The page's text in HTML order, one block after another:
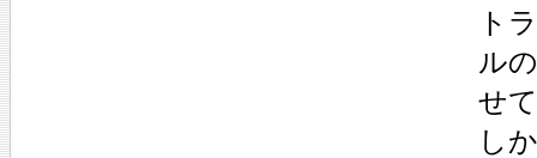
ト
ル
せ
し